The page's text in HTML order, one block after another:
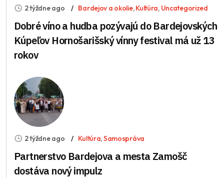
2 týždne ago Bardejov a okolie,Kultúra, Uncategorized
Dobré víno a hudba pozývajú do Bardejovských
Kúpeľov Hornošarišský vínny festival má už 13
rokov
2 týždne ago Kultúra,Samospráva
Partnerstvo Bardejova a mesta Zamošč
dostáva nový impulz